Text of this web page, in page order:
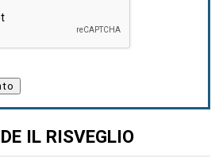
IL RISVEGLIO